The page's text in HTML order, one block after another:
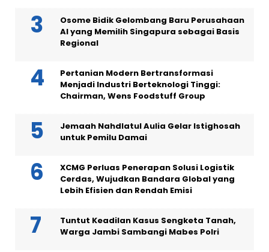
Osome Bidik Gelombang Baru Perusahaan
AI yang Memilih Singapura sebagai Basis
Regional
Pertanian Modern Bertransformasi
Menjadi Industri Berteknologi Tinggi:
Chairman, Wens Foodstuff Group
Jemaah Nahdlatul Aulia Gelar Istighosah
untuk Pemilu Damai
XCMG Perluas Penerapan Solusi Logistik
Cerdas, Wujudkan Bandara Global yang
Lebih Efisien dan Rendah Emisi
Tuntut Keadilan Kasus Sengketa Tanah,
Warga Jambi Sambangi Mabes Polri